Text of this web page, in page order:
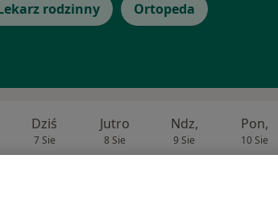
rodzinny Ortopeda
Dziś
7 Sie
Jutro
8 Sie
Ndz,
9 Sie
Pon,
10 Sie